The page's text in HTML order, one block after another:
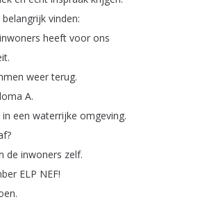
belangrijk vinden:
inwoners heeft voor ons
.
weer terug.
A.
in een waterrijke omgeving.
?
de inwoners zelf.
ELP NEF!
.